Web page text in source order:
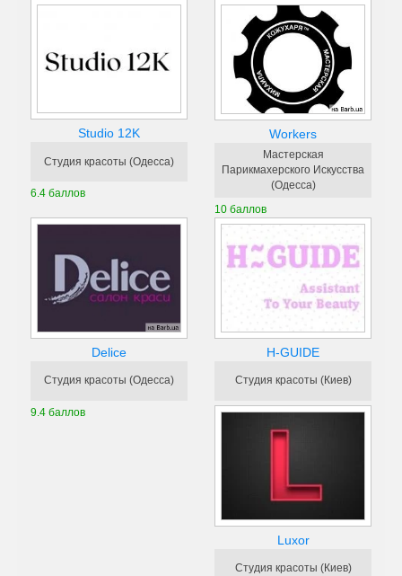
Studio 12K
Студия красоты (Одесса)
6.4 баллов
Workers
Мастерская
Парикмахерского Искусства
(Одесса)
10 баллов
Delice
Студия красоты (Одесса)
9.4 баллов
H-GUIDE
Студия красоты (Киев)
Luxor
Студия красоты (Киев)